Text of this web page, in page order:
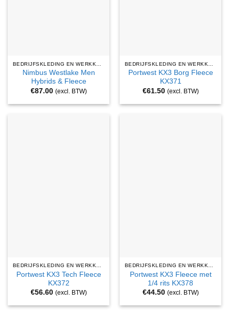
Nimbus Westlake Men
Hybrids & Fleece
€87.00 (excl. BTW)
Portwest KX3 Borg Fleece
KX371
€61.50 (excl. BTW)
Portwest KX3 Tech Fleece
KX372
€56.60 (excl. BTW)
Portwest KX3 Fleece met
1/4 rits KX378
€44.50 (excl. BTW)